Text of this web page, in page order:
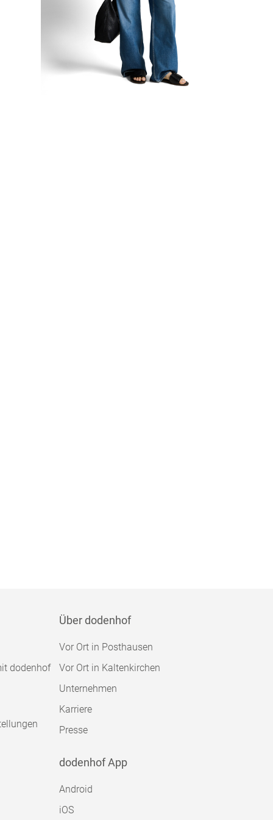
dodenhof
Über dodenhof
Vor Ort in Posthausen
Vor Ort in Kaltenkirchen
Unternehmen
Karriere
Presse
dodenhof App
Android
iOS